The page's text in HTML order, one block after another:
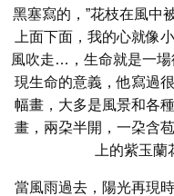
黑塞寫的，”花枝在風中
上面下面，我的心就像
風吹走…，生命就是一場
現生命的意義，他寫過
幅畫，大多是風景和各
畫，兩朶半開，一朶含
上的紫玉蘭
當風雨過去，陽光再現